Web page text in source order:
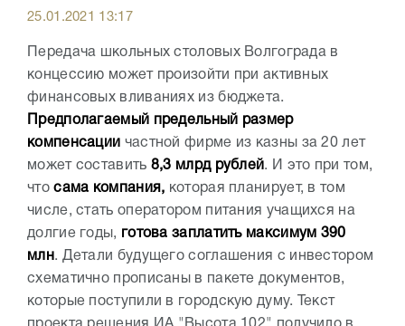
25.01.2021 13:17
Передача школьных столовых Волгограда в
концессию может произойти при активных
финансовых вливаниях из бюджета.
Предполагаемый предельный размер
компенсации частной фирме из казны за 20 лет
может составить 8,3 млрд рублей . И это при том,
чтосама компания, которая планирует, в том
числе, стать оператором питания учащихся на
долгие годы,
готова заплатить максимум 390
млн . Детали будущего соглашения с инвестором
схематично прописаны в пакете документов,
которые поступили в городскую думу. Текст